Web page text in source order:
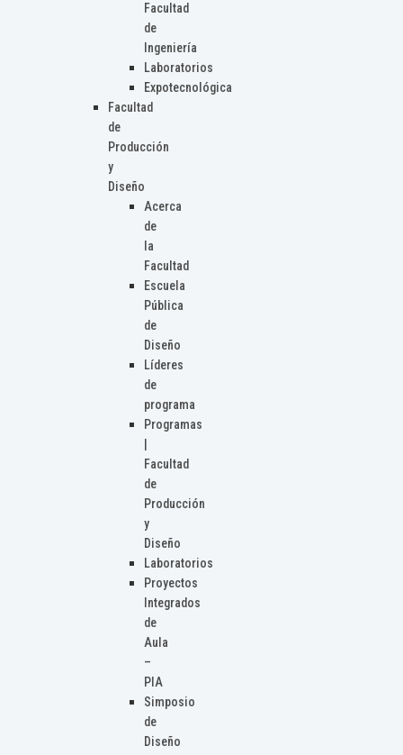
Facultad
de
Ingeniería
Laboratorios
Expotecnológica
Facultad
de
Producción
y
Diseño
Acerca
de
la
Facultad
Escuela
Pública
de
Diseño
Líderes
de
programa
Programas
Facultad
de
Producción
y
Diseño
Laboratorios
Proyectos
Integrados
de
Aula
–
PIA
Simposio
de
Diseño